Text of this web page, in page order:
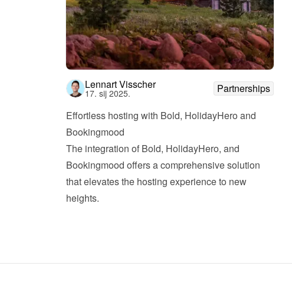
Lennart Visscher
17. sij 2025.
Partnerships
Effortless hosting with Bold, HolidayHero and
Bookingmood
The integration of Bold, HolidayHero, and
Bookingmood offers a comprehensive solution
that elevates the hosting experience to new
heights.